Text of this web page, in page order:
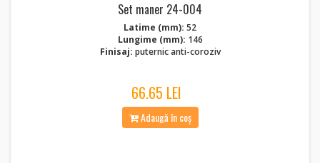
Set maner 24-004
Latime (mm): 52
Lungime (mm): 146
Finisaj: puternic anti-coroziv
66.65 LEI
Adaugă în coș